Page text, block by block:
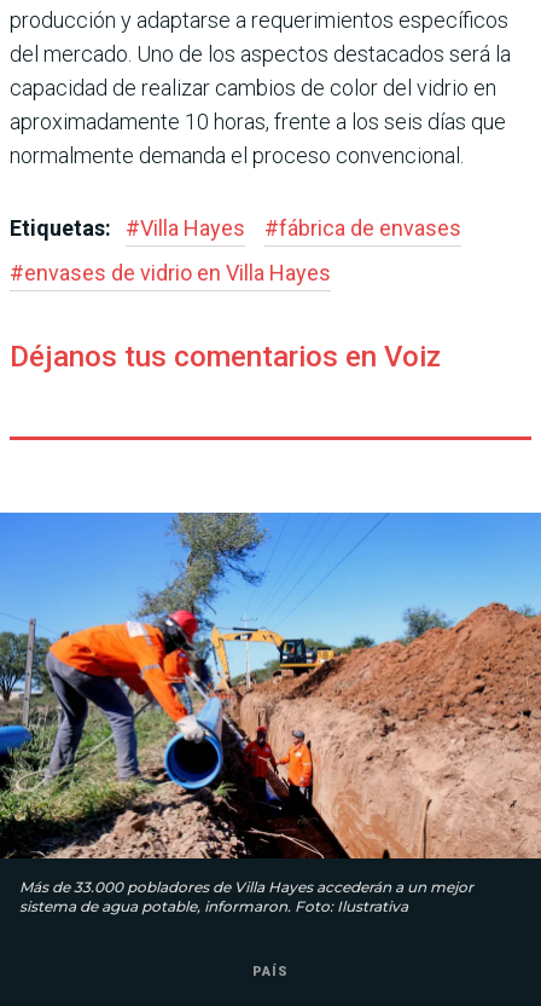
producción y adaptarse a requerimientos específi­cos
del mercado. Uno de los aspectos destacados será la
capacidad de realizar cam­bios de color del vidrio en
aproximadamente 10 horas, frente a los seis días que
nor­malmente demanda el pro­ceso convencional.
Etiquetas: #Villa Hayes #fábrica de envases
#envases de vidrio en Villa Hayes
Déjanos tus comentarios en Voiz
Más de 33.000 pobladores de Villa Hayes accederán a un mejor
sistema de agua potable, informaron. Foto: Ilustrativa
PAÍS